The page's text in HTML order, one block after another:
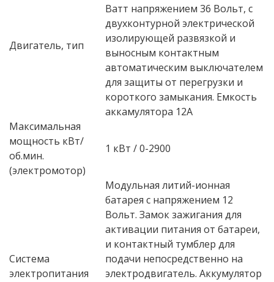
Двигатель, тип
Ватт напряжением 36 Вольт, с
двухконтурной электрической
изолирующей развязкой и
выносным контактным
автоматическим выключателем
для защиты от перегрузки и
короткого замыкания. Емкость
аккамулятора 12А
Максимальная
мощность кВт/
об.мин.
(электромотор)
1 кВт / 0-2900
Система
электропитания
Модульная литий-ионная
батарея с напряжением 12
Вольт. Замок зажигания для
активации питания от батареи,
и контактный тумблер для
подачи непосредственно на
электродвигатель. Аккумулятор